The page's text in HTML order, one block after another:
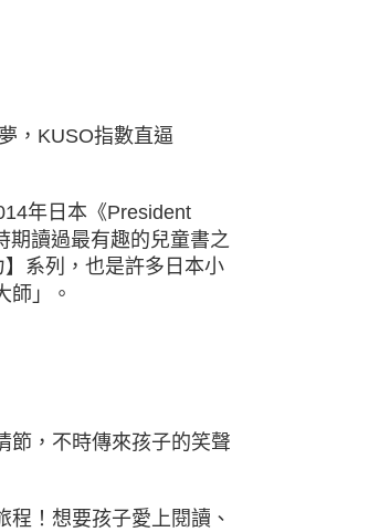
，KUSO指數直逼
年日本《President
期讀過最有趣的兒童書之
系列，也是許多日本小
師」。
節，不時傳來孩子的笑聲
！想要孩子愛上閱讀、